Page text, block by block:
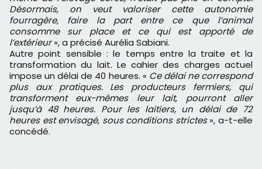
Désormais, on veut valoriser cette autonomie
fourragère, faire la part entre ce que l’animal
consomme sur place et ce qui est apporté de
l’extérieur», a précisé Aurélia Sabiani.
Autre point sensible : le temps entre la traite et la
transformation du lait. Le cahier des charges actuel
impose un délai de 40 heures. « Ce délai ne correspond
plus aux pratiques. Les producteurs fermiers, qui
transforment eux-mêmes leur lait, pourront aller
jusqu’à 48 heures. Pour les laitiers, un délai de 72
heures est envisagé, sous conditions strictes», a-t-elle
concédé.